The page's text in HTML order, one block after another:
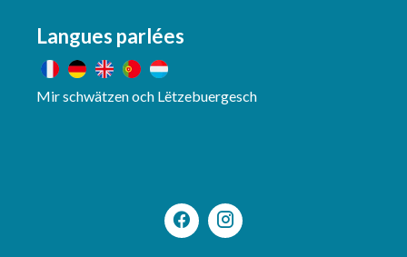
Langues parlées
Mir schwätzen och Lëtzebuergesch